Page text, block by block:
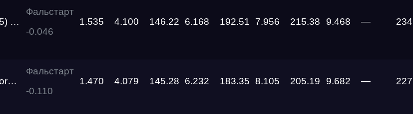
Фальстарт
-0.046
1.535 4.100 146.22 6.168 192.51 7.956 215.38 9.468 —
Фальстарт
-0.110
1.470 4.079 145.28 6.232 183.35 8.105 205.19 9.682 —